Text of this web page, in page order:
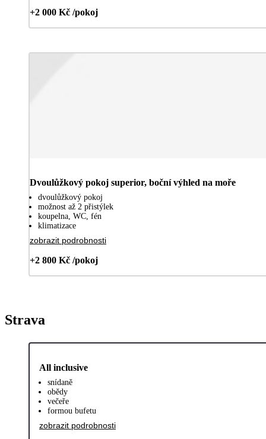
+2 000 Kč /pokoj
Dvoulůžkový pokoj superior, boční výhled na moře
dvoulůžkový pokoj
možnost až 2 přistýlek
koupelna, WC, fén
klimatizace
zobrazit podrobnosti
+2 800 Kč /pokoj
Strava
All inclusive
snídaně
obědy
večeře
formou bufetu
zobrazit podrobnosti